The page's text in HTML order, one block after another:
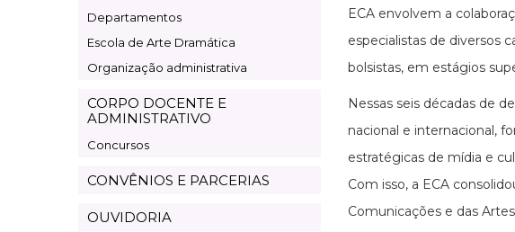
Departamentos
Escola de Arte Dramática
Organização administrativa
CORPO DOCENTE E
ADMINISTRATIVO
Concursos
CONVÊNIOS E PARCERIAS
OUVIDORIA
ECA envolvem a
especialistas de diversos
bolsistas, em estágios
Nessas seis décadas de
nacional e internacional,
estratégicas de mídia e
Com isso, a ECA
Comunicações e das